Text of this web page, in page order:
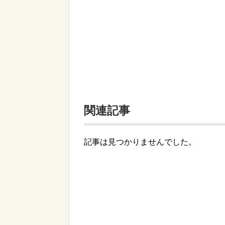
関連記事
記事は見つかりませんでした。